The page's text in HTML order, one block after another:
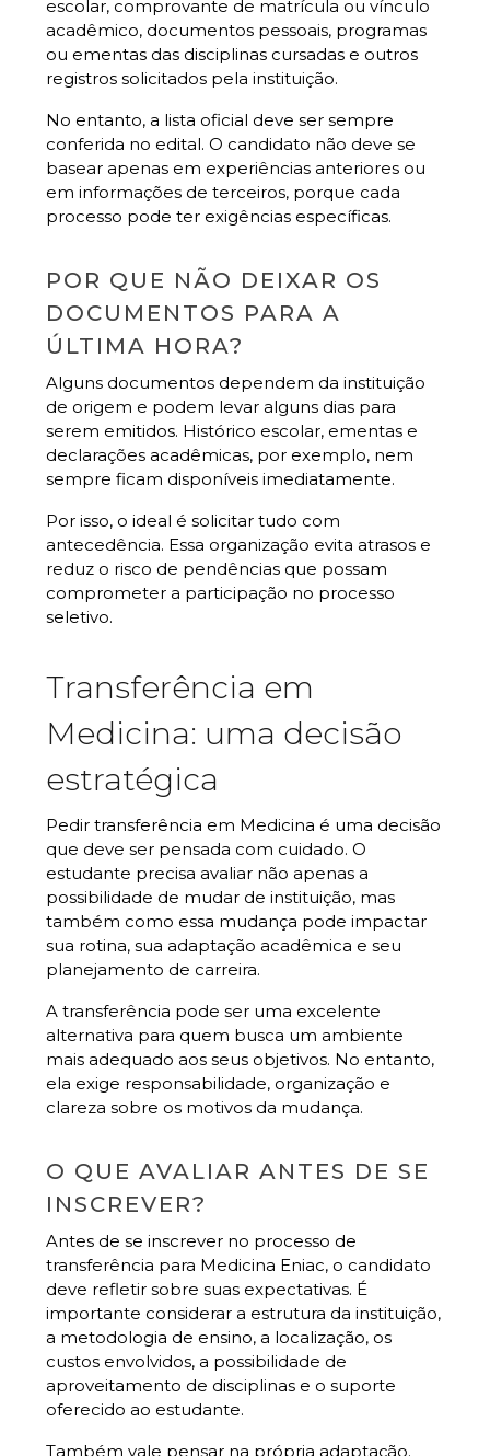
escolar, comprovante de matrícula ou vínculo
acadêmico, documentos pessoais, programas
ou ementas das disciplinas cursadas e outros
registros solicitados pela instituição.
No entanto, a lista oficial deve ser sempre
conferida no edital. O candidato não deve se
basear apenas em experiências anteriores ou
em informações de terceiros, porque cada
processo pode ter exigências específicas.
POR QUE NÃO DEIXAR OS
DOCUMENTOS PARA A
ÚLTIMA HORA?
Alguns documentos dependem da instituição
de origem e podem levar alguns dias para
serem emitidos. Histórico escolar, ementas e
declarações acadêmicas, por exemplo, nem
sempre ficam disponíveis imediatamente.
Por isso, o ideal é solicitar tudo com
antecedência. Essa organização evita atrasos e
reduz o risco de pendências que possam
comprometer a participação no processo
seletivo.
Transferência em
Medicina: uma decisão
estratégica
Pedir transferência em Medicina é uma decisão
que deve ser pensada com cuidado. O
estudante precisa avaliar não apenas a
possibilidade de mudar de instituição, mas
também como essa mudança pode impactar
sua rotina, sua adaptação acadêmica e seu
planejamento de carreira.
A transferência pode ser uma excelente
alternativa para quem busca um ambiente
mais adequado aos seus objetivos. No entanto,
ela exige responsabilidade, organização e
clareza sobre os motivos da mudança.
O QUE AVALIAR ANTES DE SE
INSCREVER?
Antes de se inscrever no processo de
transferência para Medicina Eniac, o candidato
deve refletir sobre suas expectativas. É
importante considerar a estrutura da instituição,
a metodologia de ensino, a localização, os
custos envolvidos, a possibilidade de
aproveitamento de disciplinas e o suporte
oferecido ao estudante.
Também vale pensar na própria adaptação.